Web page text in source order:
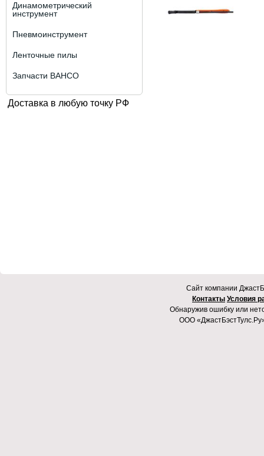
Динамометрический
инструмент
Пневмоинструмент
Ленточные пилы
Запчасти BAHCO
Доставка в любую точку РФ
Cайт компании
Контакты Условия
Обнаружив ошибку или
ООО